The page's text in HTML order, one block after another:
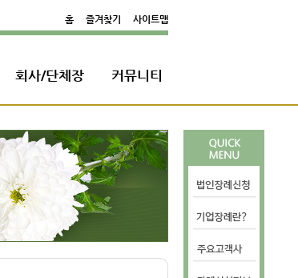
홈 즐겨찾기 사이트맵
회사/단체장 커뮤니티